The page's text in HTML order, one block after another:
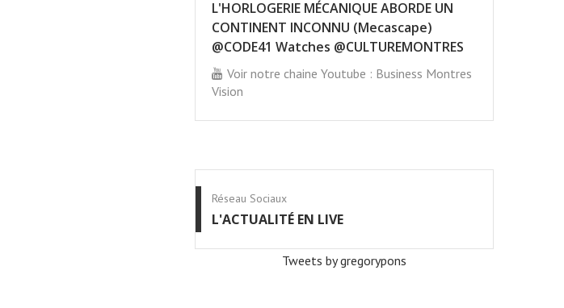
L'HORLOGERIE MÉCANIQUE ABORDE UN
CONTINENT INCONNU (Mecascape)
@CODE41 Watches @CULTUREMONTRES
Voir notre chaine Youtube : Business Montres
Vision
Réseau Sociaux
L'ACTUALITÉ EN LIVE
Tweets by gregorypons